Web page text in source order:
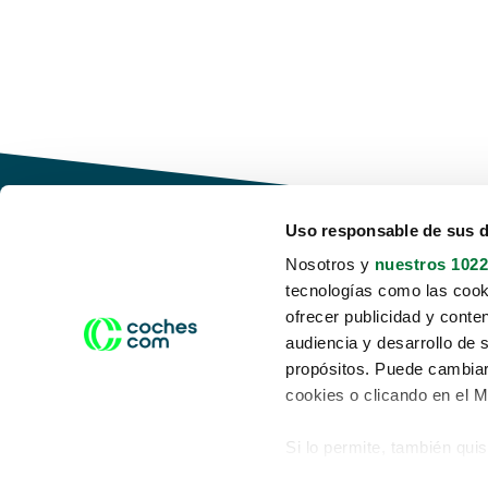
Uso responsable de sus
Nosotros y nuestros
tecnologías como las
ofrecer publicidad y
audiencia y desarrollo de
propósitos. Puede
cookies o clicando en el
Si lo permite, también
Conduce tu futuro,
desata tu movilidad